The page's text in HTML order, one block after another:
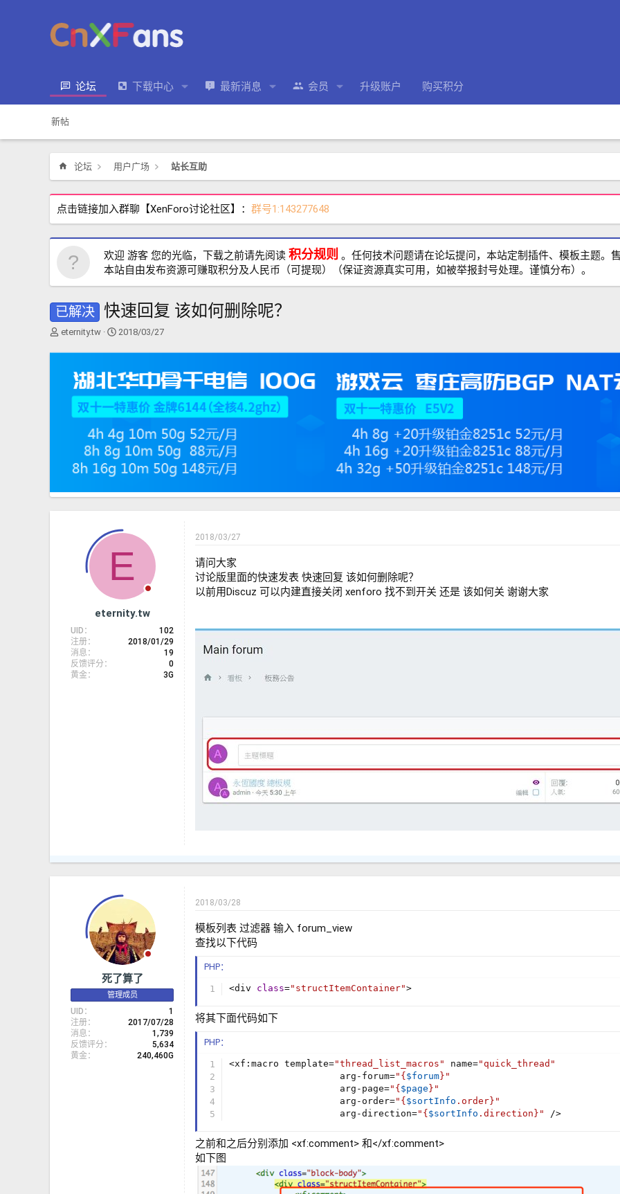
论坛 下载中心 最新消息 会员 升级账户 购买积分
新帖
论坛 用户广场 站长互助
点击链接加入群聊【XenForo讨论社区】： 群号1:143277648
欢迎 游客 您的光临，下载之前请先阅读 积分规则 。任何技术问题请在论坛提问，本站定制插件、模板主题。
本站自由发布资源可赚取积分及人民币（可提现）（保证资源真实可用，如被举报封号处理。谨慎分布）。
已解决 快速回复 该如何删除呢？
主
发
eternity.tw
开
时
2018/03/27
E
eternity.tw
UID
102
注册
2018/01/29
消息
19
反馈评分
0
黄金
3G
2018/03/27
请问大家
讨论版里面的快速发表 快速回复 该如何删除呢？
以前用Discuz 可以内建直接关闭 xenforo 找不到开关 还是 该如何关 谢谢大家
死了算了
管理成员
UID
1
注册
2017/07/28
消息
1,739
反馈评分
5,634
黄金
240,460G
2018/03/28
模板列表 过滤器 输入 forum_view
查找以下代码
PHP：
<div class="structItemContainer">
将其下面代码如下
PHP：
<xf :macro template="thread_list_macros" name="quick_thread"
                    arg
- forum=" {$forum} "
                    arg
- page=" {$page} "
                    arg
- order=" {$sortInfo . order} "
                    arg
-direction=" {$sortInfo .direction} " />
之前和之后分别添加 <xf:comment> 和</xf:comment>
如下图